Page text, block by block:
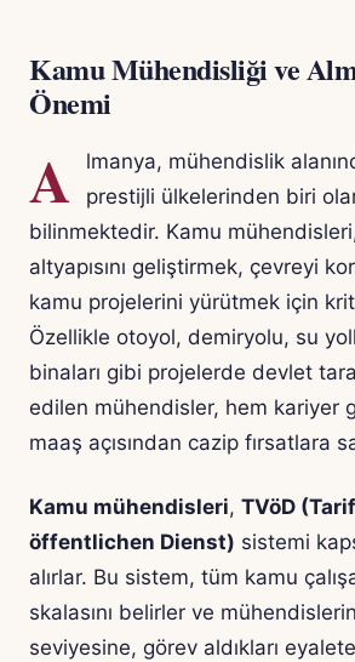
Kamu Mühendisliği ve
Önemi
A
lmanya, mühendislik
prestijli ülkelerinden biri
bilinmektedir. Kamu
altyapısını geliştirmek, çevreyi
kamu projelerini yürütmek için
Özellikle otoyol, demiryolu, su
binaları gibi projelerde devlet
edilen mühendisler, hem kariyer
maaş açısından cazip fırsatlara
Kamu mühendisleri, TVöD
öffentlichen Dienst) sistemi
alırlar. Bu sistem, tüm kamu
skalasını belirler ve
seviyesine, görev aldıkları eyalete